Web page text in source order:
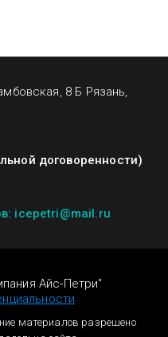
8 Б Рязань,
договоренности)
icepetri@mail.ru
Айс-Петри"
материалов разрешено